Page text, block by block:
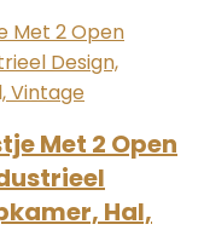
Met 2 Open
Hal,